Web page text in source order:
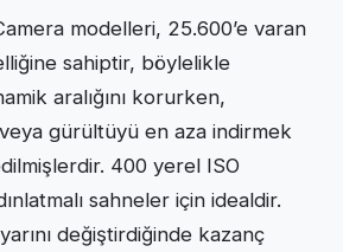
modelleri, 25.600’e varan
sahiptir, böylelikle
aralığını korurken,
gürültüyü en aza indirmek
400 yerel ISO
sahneler için idealdir.
değiştirdiğinde kazanç